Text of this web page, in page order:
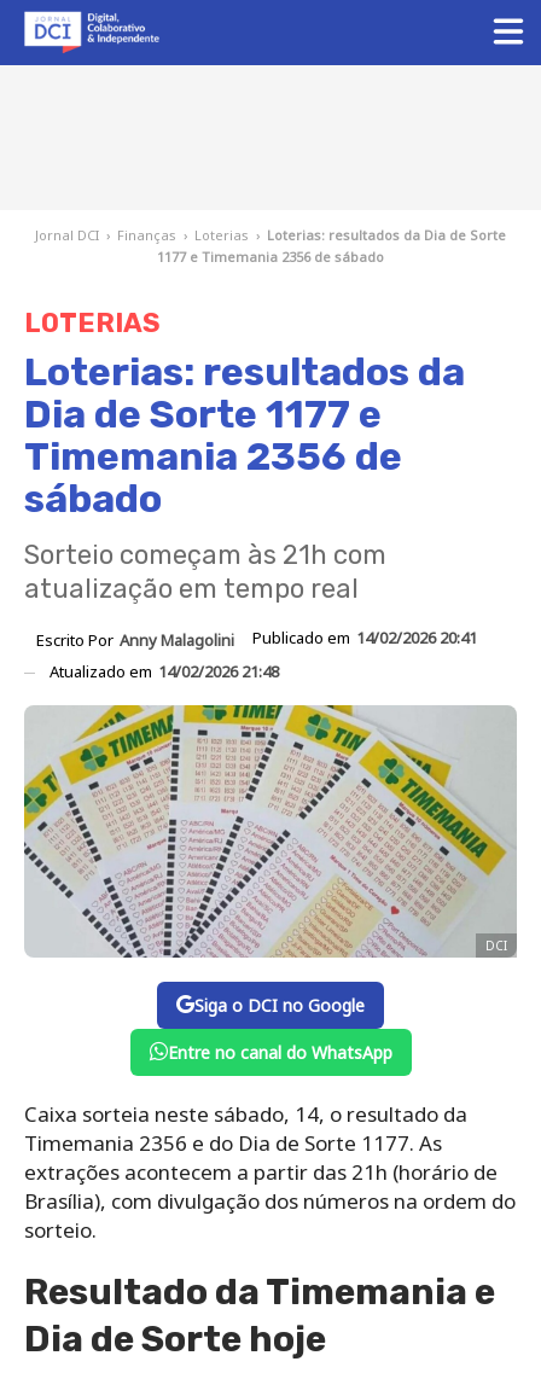
Jornal DCI › Finanças › Loterias › Loterias: resultados da Dia de Sorte
1177 e Timemania 2356 de sábado
LOTERIAS
Loterias: resultados da
Dia de Sorte 1177 e
Timemania 2356 de
sábado
Sorteio começam às 21h com
atualização em tempo real
Escrito Por Anny Malagolini Publicado em 14/02/2026 20:41
Atualizado em 14/02/2026 21:48
DCI
Siga o DCI no Google
Entre no canal do WhatsApp
Caixa sorteia neste sábado, 14, o resultado da
Timemania 2356 e do Dia de Sorte 1177. As
extrações acontecem a partir das 21h (horário de
Brasília), com divulgação dos números na ordem do
sorteio.
Resultado da Timemania e
Dia de Sorte hoje